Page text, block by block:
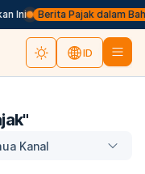
Ini Berita Pajak dalam
ID
"
Kanal